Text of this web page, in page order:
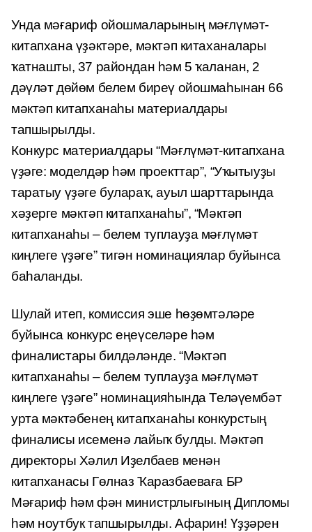
Унда мәғариф ойошмаларының мәғлүмәт-
китапхана үҙәктәре, мәктәп китаханалары
ҡатнашты, 37 райондан һәм 5 ҡаланан, 2
дәүләт дөйөм белем биреү ойошмаһынан 66
мәктәп китапханаһы материалдары
тапшырылды.
Конкурс материалдары “Мәғлүмәт-китапхана
үҙәге: моделдәр һәм проекттар”, “Уҡытыуҙы
таратыу үҙәге булараҡ, ауыл шарттарында
хәҙерге мәктәп китапханаһы”, “Мәктәп
китапханаһы – белем туплауҙа мәғлүмәт
киңлеге үҙәге” тигән номинациялар буйынса
баһаланды.
Шулай итеп, комиссия эше һөҙөмтәләре
буйынса конкурс еңеүселәре һәм
финалистары билдәләнде. “Мәктәп
китапханаһы – белем туплауҙа мәғлүмәт
киңлеге үҙәге” номинацияһында Теләүембәт
урта мәктәбенең китапханаһы конкурстың
финалисы исеменә лайыҡ булды. Мәктәп
директоры Хәлил Иҙелбаев менән
китапханасы Гөлназ Ҡаразбаеваға БР
Мәғариф һәм фән министрлығының Дипломы
һәм ноутбук тапшырылды. Афарин! Үҙҙәрен